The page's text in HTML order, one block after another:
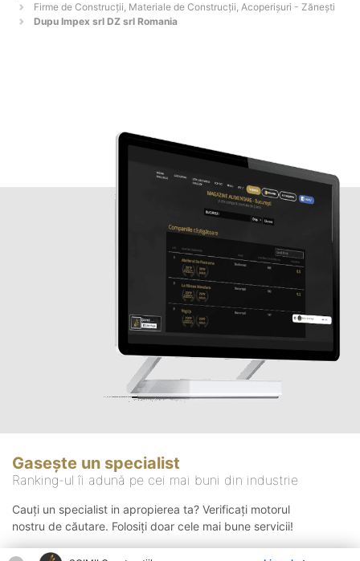
Firme de Construcții, Materiale de Construcții, Acoperișuri - Zăneşti
Dupu Impex srl DZ srl Romania
Gasește un specialist
Ranking-ul îi adună pe cei mai buni din industrie
Cauți un specialist in apropierea ta? Verificați motorul
nostru de căutare. Folosiți doar cele mai bune servicii!